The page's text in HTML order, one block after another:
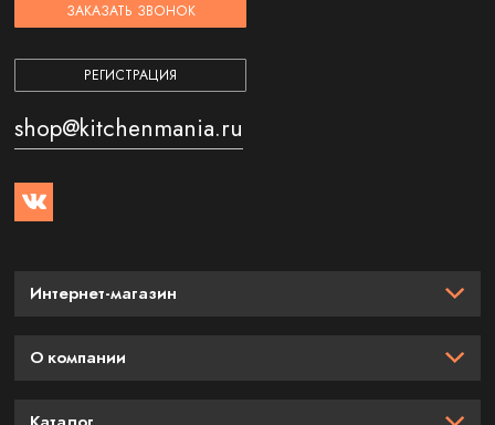
ЗАКАЗАТЬ ЗВОНОК
РЕГИСТРАЦИЯ
shop@kitchenmania.ru
Интернет-магазин
О компании